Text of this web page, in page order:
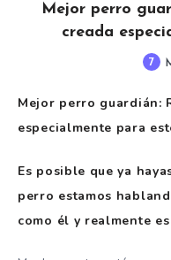
Mejor perro
creada
7
Mejor perro guardián:
especialmente para
Es posible que ya
perro estamos
como él y realmente